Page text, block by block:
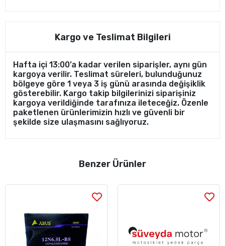
Kargo ve Teslimat Bilgileri
Hafta içi 13:00’a kadar verilen siparişler, aynı gün
kargoya verilir. Teslimat süreleri, bulunduğunuz
bölgeye göre 1 veya 3 iş günü arasında değişiklik
gösterebilir. Kargo takip bilgilerinizi siparişiniz
kargoya verildiğinde tarafınıza ileteceğiz. Özenle
paketlenen ürünlerimizin hızlı ve güvenli bir
şekilde size ulaşmasını sağlıyoruz.
Benzer Ürünler